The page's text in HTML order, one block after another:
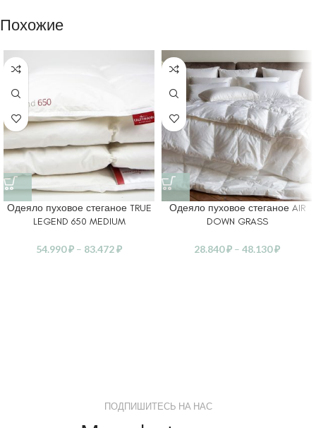
Похожие
Одеяло пуховое стеганое TRUE
LEGEND 650 MEDIUM
54.990₽ – 83.472₽
Одеяло пуховое стеганое AIR
DOWN GRASS
28.840₽ – 48.130₽
ПОДПИШИТЕСЬ НА НАС